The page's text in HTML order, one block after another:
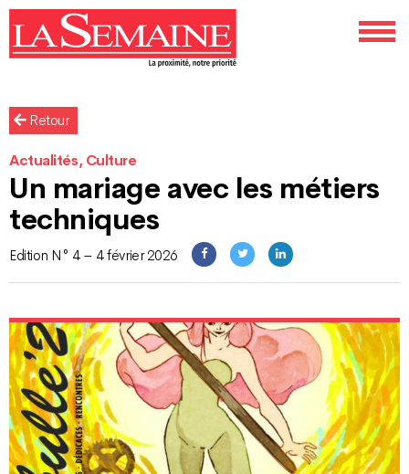
Retour
Actualités, Culture
Un mariage avec les métiers
techniques
Edition N° 4 – 4 février 2026